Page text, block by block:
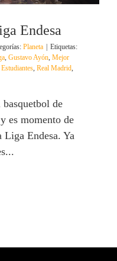
Endesa
Planeta
Etiquetas:
, Gustavo Ayón, Mejor
, Real Madrid,
de
es momento de
Liga Endesa. Ya